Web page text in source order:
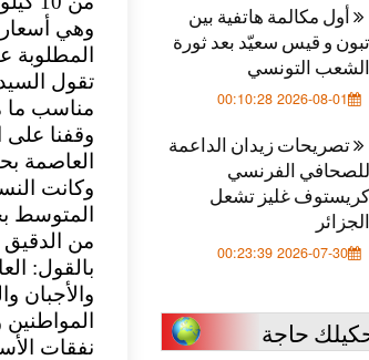
وهي أسعار
المطلوبة
تقول
مناسب ما
وقفنا على
وكانت
بالقول:
والأجبان
نفقات
أول مكالمة هاتفية بين
تبون و قيس سعيّد بعد ثورة
الشعب التونسي
2026-08-01 00:10:28
تصريحات زيدان الداعمة
للصحافي الفرنسي
كريستوف غليز تشعل
الجزائر
2026-07-30 00:23:39
حاجة